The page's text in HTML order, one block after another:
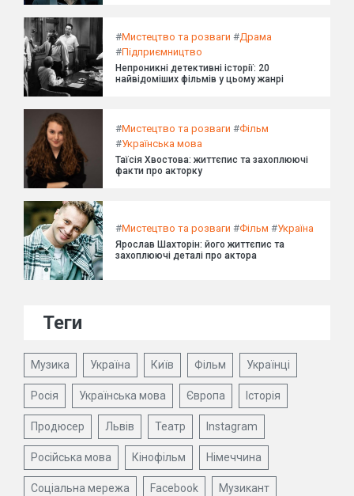
#Мистецтво та розваги #Драма
#Підприємництво
Непроникні детективні історії: 20
найвідоміших фільмів у цьому жанрі
#Мистецтво та розваги #Фільм
#Українська мова
Таїсія Хвостова: життєпис та захоплюючі
факти про акторку
#Мистецтво та розваги #Фільм #Україна
Ярослав Шахторін: його життєпис та
захоплюючі деталі про актора
Теги
Музика Україна Київ Фільм Українці
Росія Українська мова Європа Історія
Продюсер Львів Театр Instagram
Російська мова Кінофільм Німеччина
Соціальна мережа Facebook Музикант